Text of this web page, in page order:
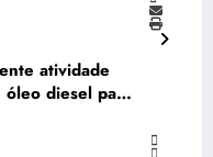
atividade
diesel para